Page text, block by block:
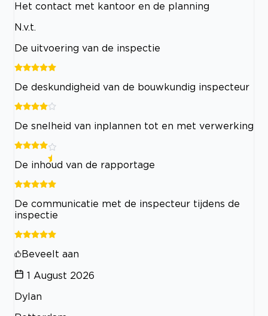
Het contact met kantoor en de planning
N.v.t.
De uitvoering van de inspectie
De deskundigheid van de bouwkundig inspecteur
De snelheid van inplannen tot en met verwerking
De inhoud van de rapportage
De communicatie met de inspecteur tijdens de
inspectie
Beveelt aan
1 August 2026
Dylan